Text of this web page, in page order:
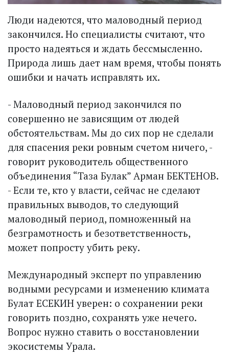
Люди надеются, что маловодный период
закончился. Но специалисты считают, что
просто надеяться и ждать бессмысленно.
Природа лишь дает нам время, чтобы понять
ошибки и начать исправлять их.
- Маловодный период закончился по
совершенно не зависящим от людей
обстоятельствам. Мы до сих пор не сделали
для спасения реки ровным счетом ничего, -
говорит руководитель общественного
объединения “Таза Булак” Арман БЕКТЕНОВ.
- Если те, кто у власти, сейчас не сделают
правильных выводов, то следующий
маловодный период, помноженный на
безграмотность и безответственность,
может попросту убить реку.
Международный эксперт по управлению
водными ресурсами и изменению климата
Булат ЕСЕКИН уверен: о сохранении реки
говорить поздно, сохранять уже нечего.
Вопрос нужно ставить о восстановлении
экосистемы Урала.